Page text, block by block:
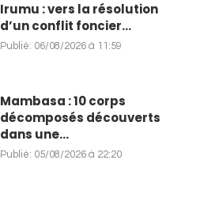
Irumu : vers la résolution
d’un conflit foncier...
Publié: 06/08/2026 à 11:59
Mambasa : 10 corps
décomposés découverts
dans une...
Publié: 05/08/2026 à 22:20